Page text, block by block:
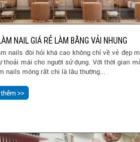
NAIL GIÁ RẺ LÀM BẰNG VẢI NHUNG
nails đòi hỏi khá cao không chỉ về vẻ đẹp
thoải mái cho người sử dụng. Với thời gian
nails móng rất chi là lâu thường...